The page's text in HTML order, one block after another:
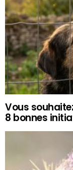
Vous
8 bonnes